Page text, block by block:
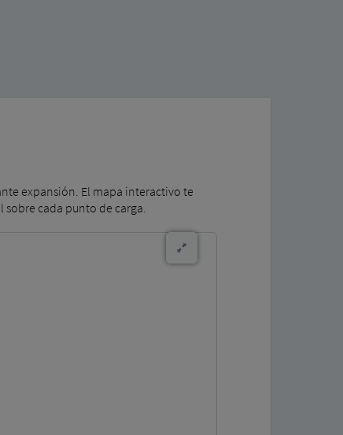
expansión. El mapa interactivo te
cada punto de carga.